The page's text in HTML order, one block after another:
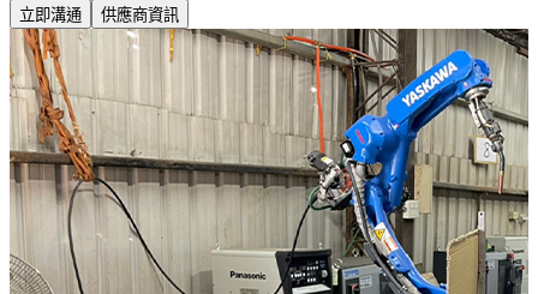
立即溝通 供應商資訊